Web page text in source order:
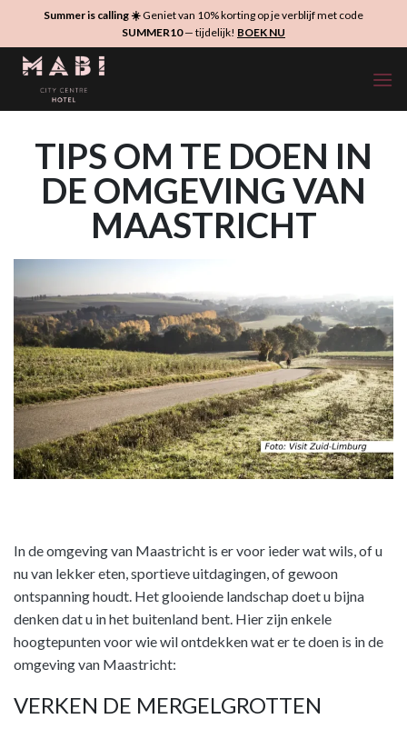
inhoud
Summer is calling ☀️Geniet van 10% korting op je verblijf met code
SUMMER10— tijdelijk! BOEK NU
TIPS OM TE DOEN IN
DE OMGEVING VAN
MAASTRICHT
In de omgeving van Maastricht is er voor ieder wat wils, of u
nu van lekker eten, sportieve uitdagingen, of gewoon
ontspanning houdt. Het glooiende landschap doet u bijna
denken dat u in het buitenland bent. Hier zijn enkele
hoogtepunten voor wie wil ontdekken wat er te doen is in de
omgeving van Maastricht:
VERKEN DE MERGELGROTTEN